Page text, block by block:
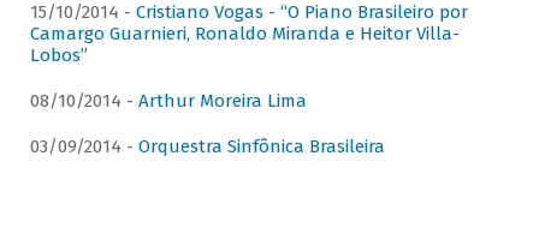
15/10/2014 - Cristiano Vogas - “O Piano Brasileiro por
Camargo Guarnieri, Ronaldo Miranda e Heitor Villa-
Lobos”
08/10/2014 - Arthur Moreira Lima
03/09/2014 - Orquestra Sinfônica Brasileira